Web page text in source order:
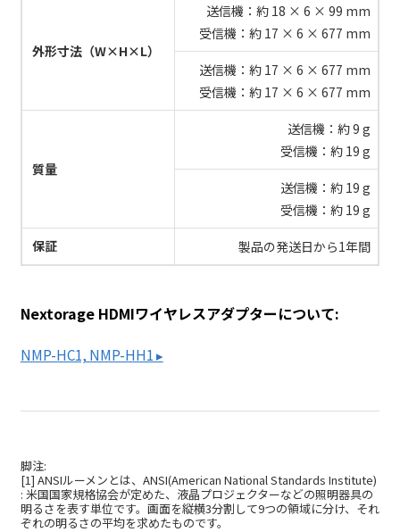
外形寸法（W×H×L）
送信機：約 18 × 6 × 99 mm
受信機：約 17 × 6 × 677 mm
送信機：約 17 × 6 × 677 mm
受信機：約 17 × 6 × 677 mm
質量
送信機：約 9 g
受信機：約 19 g
送信機：約 19 g
受信機：約 19 g
保証 製品の発送日から1年間
Nextorage HDMIワイヤレスアダプターについて:
NMP-HC1, NMP-HH1 ▸
脚注:
[1] ANSIルーメンとは、ANSI(American National Standards Institute)
: 米国国家規格協会が定めた、液晶プロジェクターなどの照明器具の
明るさを表す単位です。画面を縦横3分割して9つの領域に分け、それ
ぞれの明るさの平均を求めたものです。